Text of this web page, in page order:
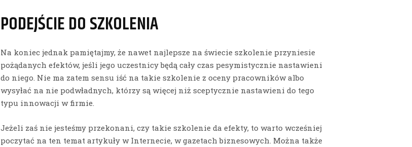
PODEJŚCIE DO SZKOLENIA
Na koniec jednak pamiętajmy, że nawet najlepsze na świecie szkolenie przyniesie
pożądanych efektów, jeśli jego uczestnicy będą cały czas pesymistycznie nastawieni
do niego. Nie ma zatem sensu iść na takie szkolenie z oceny pracowników albo
wysyłać na nie podwładnych, którzy są więcej niż sceptycznie nastawieni do tego
typu innowacji w firmie.
Jeżeli zaś nie jesteśmy przekonani, czy takie szkolenie da efekty, to warto wcześniej
poczytać na ten temat artykuły w Internecie, w gazetach biznesowych. Można także